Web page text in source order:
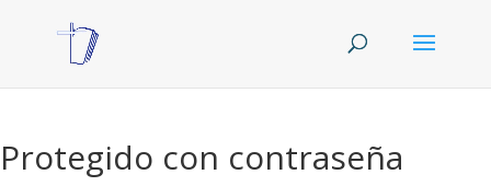
Protegido con contraseña